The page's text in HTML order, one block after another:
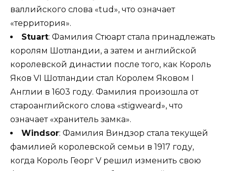
валлийского слова «tud», что означает
«территория».
Stuart: Фамилия Стюарт стала принадлежать
королям Шотландии, а затем и английской
королевской династии после того, как Король
Яков VI Шотландии стал Королем Яковом I
Англии в 1603 году. Фамилия произошла от
староанглийского слова «stigweard», что
означает «хранитель замка».
Windsor: Фамилия Виндзор стала текущей
фамилией королевской семьи в 1917 году,
когда Король Георг V решил изменить свою